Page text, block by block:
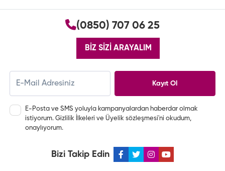
(0850) 707 06 25
BİZ SİZİ ARAYALIM
Kayıt Ol
E-Posta ve SMS yoluyla kampanyalardan haberdar olmak
istiyorum. Gizlilik İlkeleri ve Üyelik sözleşmesi'ni okudum,
onaylıyorum.
Bizi Takip Edin